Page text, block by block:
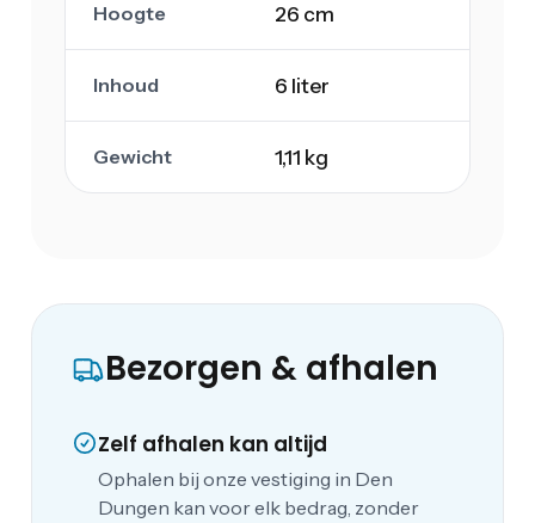
Hoogte 26 cm
Inhoud 6 liter
Gewicht 1,11 kg
Bezorgen & afhalen
Zelf afhalen kan altijd
Ophalen bij onze vestiging in Den
Dungen kan voor elk bedrag, zonder